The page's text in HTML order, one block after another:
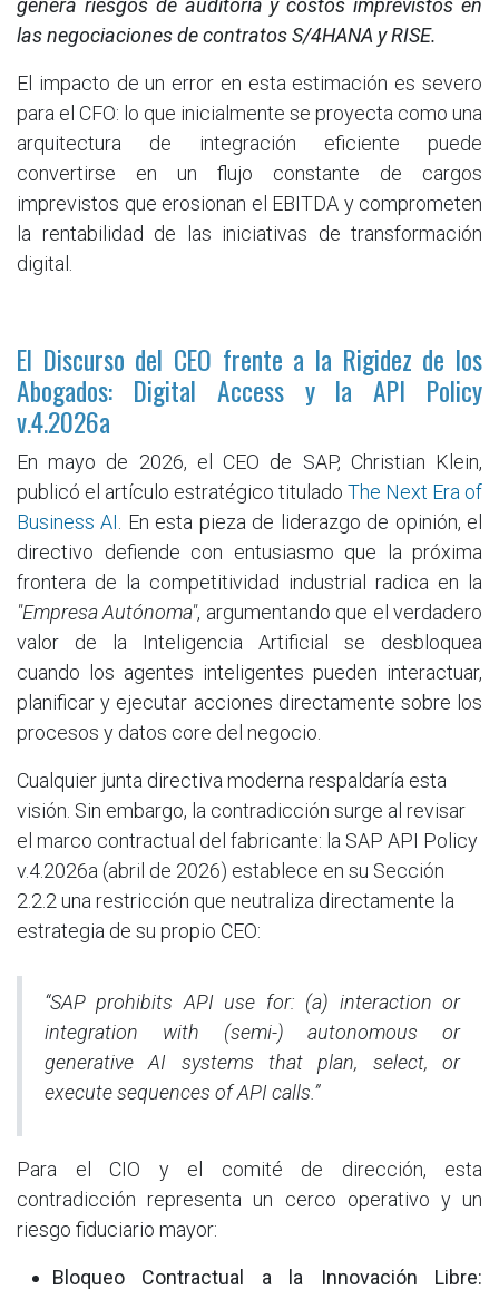
las negociaciones de contratos S/4HANA y RISE.
El impacto de un error en esta estimación es severo
para el CFO: lo que inicialmente se proyecta como una
arquitectura de integración eficiente puede
convertirse en un flujo constante de cargos
imprevistos que erosionan el EBITDA y comprometen
la rentabilidad de las iniciativas de transformación
digital.
El Discurso del CEO frente a la Rigidez de los
Abogados: Digital Access y la API Policy
v.4.2026a
En mayo de 2026, el CEO de SAP, Christian Klein,
publicó el artículo estratégico titulado The Next Era of
Business AI . En esta pieza de liderazgo de opinión, el
directivo defiende con entusiasmo que la próxima
frontera de la competitividad industrial radica en la
"Empresa Autónoma", argumentando que el verdadero
valor de la Inteligencia Artificial se desbloquea
cuando los agentes inteligentes pueden interactuar,
planificar y ejecutar acciones directamente sobre los
procesos y datos core del negocio.
Cualquier junta directiva moderna respaldaría esta
visión. Sin embargo, la contradicción surge al revisar
el marco contractual del fabricante: la SAP API Policy
v.4.2026a (abril de 2026) establece en su Sección
2.2.2 una restricción que neutraliza directamente la
estrategia de su propio CEO:
“SAP prohibits API use for: (a) interaction or
integration with (semi-) autonomous or
generative AI systems that plan, select, or
execute sequences of API calls.”
Para el CIO y el comité de dirección, esta
contradicción representa un cerco operativo y un
riesgo fiduciario mayor:
Bloqueo Contractual a la Innovación Libre: